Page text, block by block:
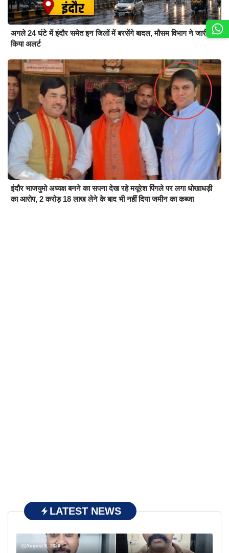
अगले 24 घंटे में इंदौर समेत इन जिलों में बरसेंगे बादल, मौसम विभाग ने जारी
किया अलर्ट
इंदौर भाजयुमो अध्यक्ष बनने का सपना देख रहे मयूरेश पिंगले पर लगा धोखाधड़ी
का आरोप, 2 करोड़ 18 लाख लेने के बाद भी नहीं दिया जमीन का कब्जा
LATEST NEWS
August 8, 2026